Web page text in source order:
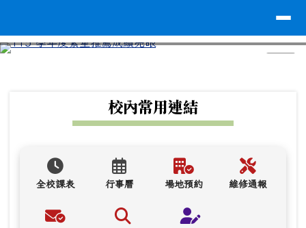
校內常用連結
全校課表 行事曆 場地預約 維修通報